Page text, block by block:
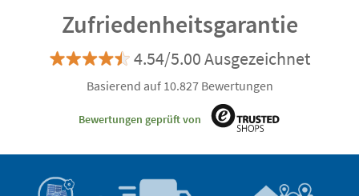
Entdecken Sie die Vorteile, ein VIP-Kunde zu sein
Zufriedenheitsgarantie
4.54/5.00 Ausgezeichnet